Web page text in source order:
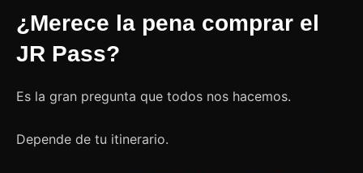
¿Merece la pena comprar el
JR Pass?
Es la gran pregunta que todos nos hacemos.
Depende de tu itinerario.